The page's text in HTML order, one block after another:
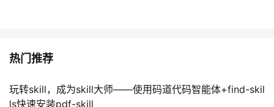
热门推荐
玩转skill，成为skill大师——使用码道代码智能体+find-skil
ls快速安装pdf-skill